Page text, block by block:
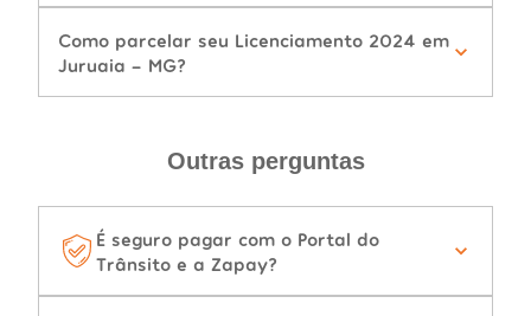
Como parcelar seu Licenciamento 2024 em
Juruaia - MG?
Outras perguntas
É seguro pagar com o Portal do
Trânsito e a Zapay?